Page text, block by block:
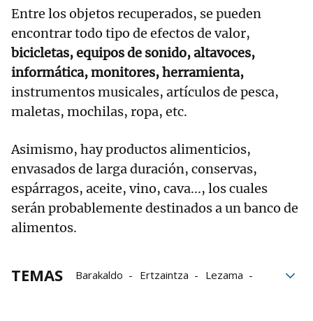
Entre los objetos recuperados, se pueden
encontrar todo tipo de efectos de valor,
bicicletas, equipos de sonido, altavoces,
informática, monitores, herramienta,
instrumentos musicales, artículos de pesca,
maletas, mochilas, ropa, etc.
Asimismo, hay productos alimenticios,
envasados de larga duración, conservas,
espárragos, aceite, vino, cava..., los cuales
serán probablemente destinados a un banco de
alimentos.
TEMAS Barakaldo Ertzaintza
Lezama